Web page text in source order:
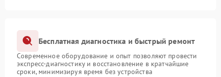
Бесплатная диагностика и быстрый ремонт
Современное оборудование и опыт позволяют провести
экспресс-диагностику и восстановление в кратчайшие
сроки, минимизируя время без устройства